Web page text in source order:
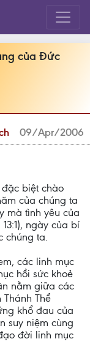
của Đức
09/Apr/2006
đặc biệt chào
của chúng ta
mà tình yêu của
ngày của bí
chúng ta.
các linh mục
hồi sức khoẻ
nằm giữa các
Thể
khổ đau của
suy niệm cùng
đời linh mục